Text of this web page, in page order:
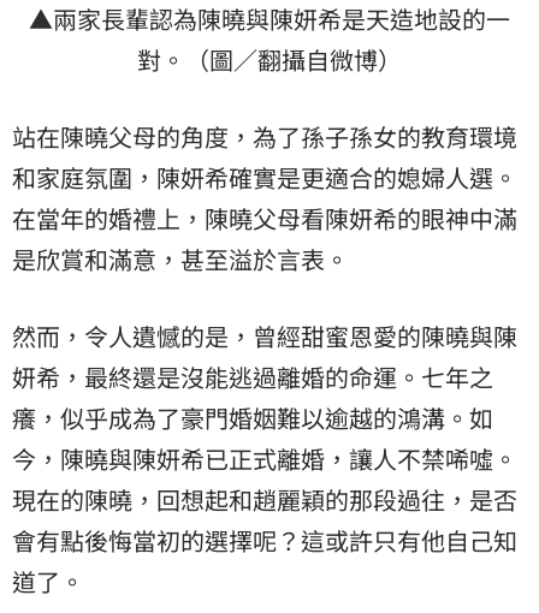
▲兩家長輩認為陳曉與陳妍希是天造地設的一
對。（圖／翻攝自微博）
站在陳曉父母的角度，為了孫子孫女的教育環境
和家庭氛圍，陳妍希確實是更適合的媳婦人選。
在當年的婚禮上，陳曉父母看陳妍希的眼神中滿
是欣賞和滿意，甚至溢於言表。
然而，令人遺憾的是，曾經甜蜜恩愛的陳曉與陳
妍希，最終還是沒能逃過離婚的命運。七年之
癢，似乎成為了豪門婚姻難以逾越的鴻溝。如
今，陳曉與陳妍希已正式離婚，讓人不禁唏噓。
現在的陳曉，回想起和趙麗穎的那段過往，是否
會有點後悔當初的選擇呢？這或許只有他自己知
道了。